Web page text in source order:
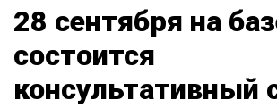
28 сентября на
состоится
консультативный